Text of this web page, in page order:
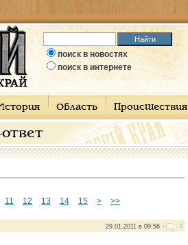
поиск в новостях
поиск в интернете
Область Происшествия
11 12 13 14 15 > >>
29.01.2011 в 09:56 - 0